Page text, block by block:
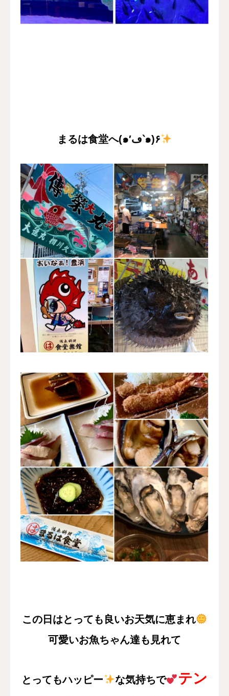
まるは食堂へ(๑′ڡ‵๑)۶
この日はとっても良いお天気に恵まれ
可愛いお魚ちゃん達も見れて
とってもハッピー な気持ちで
テン